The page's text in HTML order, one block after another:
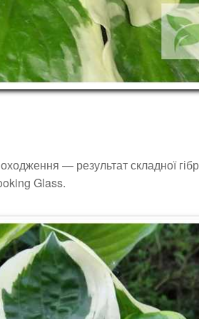
— результат складної
Glass.